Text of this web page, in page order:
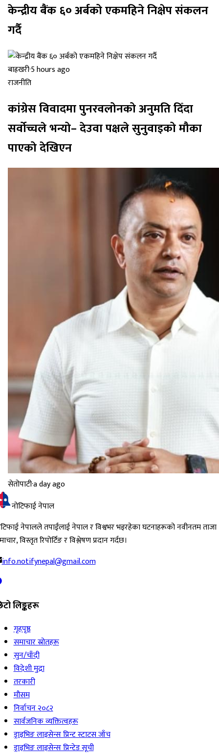
केन्द्रीय बैंक ६० अर्बको एकमहिने निक्षेप संकलन
गर्दै
बाह्रखरी·5 hours ago
राजनीति
कांग्रेस विवादमा पुनरवलोनको अनुमति दिँदा
सर्वोच्चले भन्यो– देउवा पक्षले सुनुवाइको मौका
पाएको देखिएन
सेतोपाटी·a day ago
नोटिफाई नेपाल
नेपालले तपाईंलाई नेपाल र विश्वभर भइरहेका घटनाहरूको नवीनतम ताजा
विस्तृत रिपोर्टिङ र विश्लेषण प्रदान गर्दछ।
info.notifynepal@gmail.com
लिङ्कहरू
गृहपृष्ठ
समाचार स्रोतहरू
सुन/चाँदी
विदेशी मुद्रा
तरकारी
मौसम
निर्वाचन २०८२
सार्वजनिक व्यक्तित्वहरू
ड्राइभिङ लाइसेन्स प्रिन्ट स्टाटस जाँच
ड्राइभिङ लाइसेन्स प्रिन्टेड सूची